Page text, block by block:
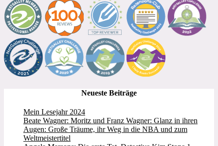
Neueste Beiträge
Mein Lesejahr 2024
Beate Wagner: Moritz und Franz Wagner: Glanz in ihren
Augen: Große Träume, ihr Weg in die NBA und zum
Weltmeistertitel